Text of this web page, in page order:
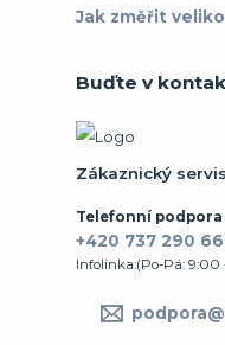
Jak změřit
Buďte v
Zákaznický servis
Telefonní podpora
+420 737 290
Infolinka:(Po-Pá: 9:00